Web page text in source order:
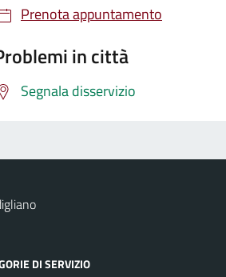
Prenota appuntamento
in città
Segnala disservizio
DI SERVIZIO